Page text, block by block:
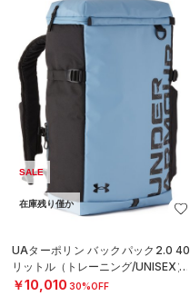
SALE
在庫残り僅か
UAターポリン バックパック2.0 40
リットル（トレーニング/UNISEX）
￥10,010 30%OFF